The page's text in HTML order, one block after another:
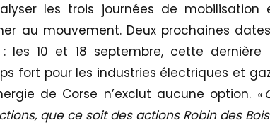
les trois journées de mobilisation
au mouvement. Deux prochaines
les 10 et 18 septembre, cette dernière
fort pour les industries électriques et
de Corse n’exclut aucune option. «
que ce soit des actions Robin des